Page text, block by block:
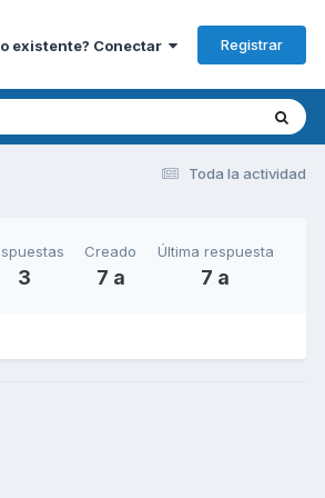
existente? Conectar Registrar
Toda la actividad
3
Creado
7 a
Última respuesta
7 a